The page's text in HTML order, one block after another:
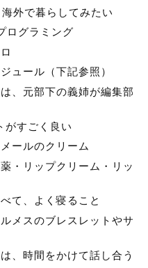
外で暮らしてみたい
ログラミング
ュール（下記参照）
、元部下の義姉が編集部
がすごく良い
ールのクリーム
・リップクリーム・リッ
て、よく寝ること
メスのブレスレットやサ
、時間をかけて話し合う